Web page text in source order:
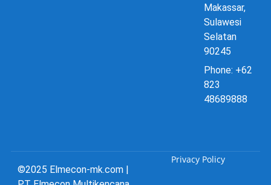
Makassar,
Sulawesi
Selatan
90245
Phone: +62
823
48689888
©2025 Elmecon-mk.com |
Privacy Policy